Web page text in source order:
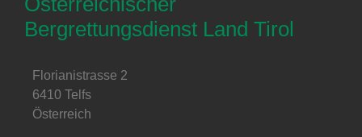
Bergrettungsdienst Land Tirol
Florianistrasse 2
6410 Telfs
Österreich